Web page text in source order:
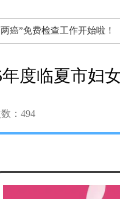
癌”免费检查工作开始啦！
年度临夏市妇
： 494